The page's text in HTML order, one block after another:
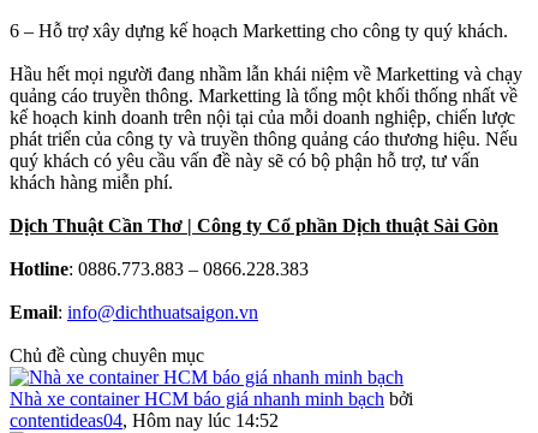
6 – Hỗ trợ xây dựng kế hoạch Marketting cho công ty quý khách.
Hầu hết mọi người đang nhầm lẫn khái niệm về Marketting và chạy
quảng cáo truyền thông. Marketting là tổng một khối thống nhất về
kế hoạch kinh doanh trên nội tại của mỗi doanh nghiệp, chiến lược
phát triển của công ty và truyền thông quảng cáo thương hiệu. Nếu
quý khách có yêu cầu vấn đề này sẽ có bộ phận hỗ trợ, tư vấn
khách hàng miễn phí.
Dịch Thuật Cần Thơ | Công ty Cổ phần Dịch thuật Sài Gòn
Hotline: 0886.773.883 – 0866.228.383
Email: info@dichthuatsaigon.vn
Chủ đề cùng chuyên mục
Nhà xe container HCM báo giá nhanh minh bạch bởi
contentideas04, Hôm nay lúc 14:52